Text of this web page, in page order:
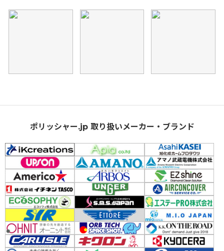
ポリッシャー.jp 取り扱いメーカー・ブランド